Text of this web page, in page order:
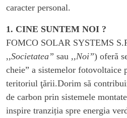
caracter personal.
1. CINE SUNTEM NOI ?
FOMCO SOLAR SYSTEMS
,,Societatea” sau ,,Noi”) oferă
cheie” a sistemelor fotovoltaice
teritoriul ţării.Dorim să
de carbon prin sistemele
inspire tranziția spre energia